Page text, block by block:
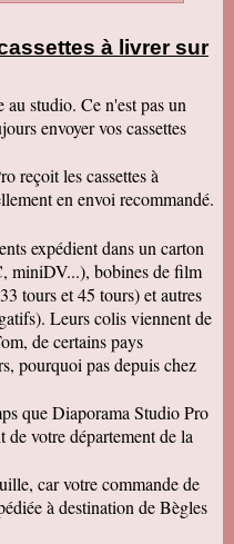
à livrer sur
studio. Ce n'est pas un
envoyer vos cassettes
reçoit les cassettes à
en envoi recommandé.
expédient dans un carton
miniDV...), bobines de film
tours et 45 tours) et autres
Leurs colis viennent de
de certains pays
pourquoi pas depuis chez
que Diaporama Studio Pro
votre département de la
car votre commande de
à destination de Bègles